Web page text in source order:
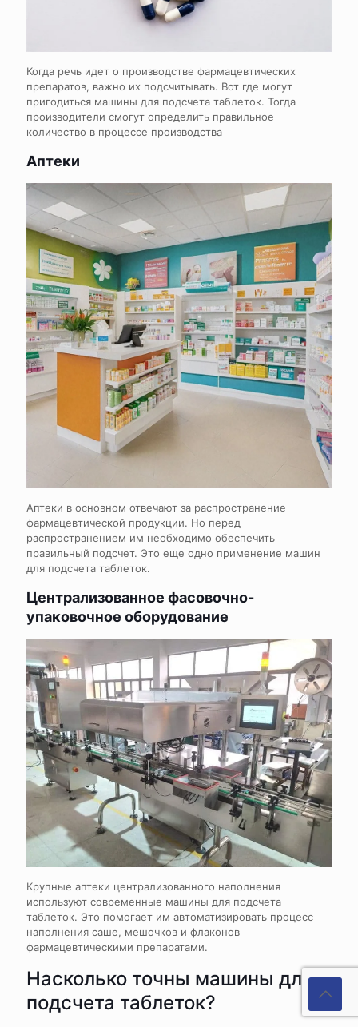
Когда речь идет о производстве фармацевтических
препаратов, важно их подсчитывать. Вот где могут
пригодиться машины для подсчета таблеток. Тогда
производители смогут определить правильное
количество в процессе производства
Аптеки
Аптеки в основном отвечают за распространение
фармацевтической продукции. Но перед
распространением им необходимо обеспечить
правильный подсчет. Это еще одно применение машин
для подсчета таблеток.
Централизованное фасовочно-
упаковочное оборудование
Крупные аптеки централизованного наполнения
используют современные машины для подсчета
таблеток. Это помогает им автоматизировать процесс
наполнения саше, мешочков и флаконов
фармацевтическими препаратами.
Насколько точны машины для
подсчета таблеток?